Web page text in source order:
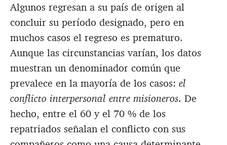
Algunos regresan a su país de origen al
concluir su período designado, pero en
muchos casos el regreso es prematuro.
Aunque las circunstancias varían, los datos
muestran un denominador común que
prevalece en la mayoría de los casos: el
conflicto interpersonal entre misioneros. De
hecho, entre el 60 y el 70 % de los
repatriados señalan el conflicto con sus